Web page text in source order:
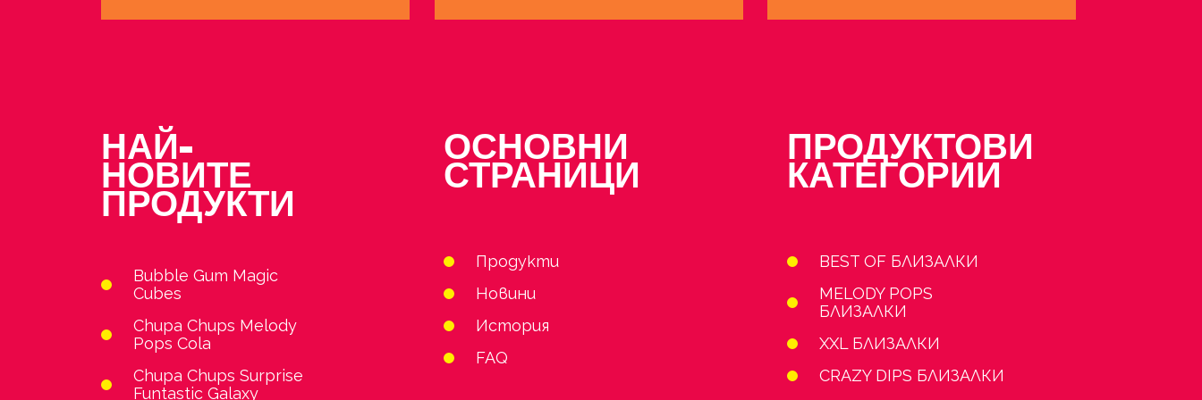
НАЙ-
НОВИТЕ
ПРОДУКТИ
Bubble Gum Magic
Cubes
Chupa Chups Melody
Pops Cola
Chupa Chups Surprise
Funtastic Galaxy
ОСНОВНИ
СТРАНИЦИ
Продукти
Новини
История
FAQ
ПРОДУКТОВИ
КАТЕГОРИИ
BEST OF БЛИЗАЛКИ
MELODY POPS
БЛИЗАЛКИ
XXL БЛИЗАЛКИ
CRAZY DIPS БЛИЗАЛКИ